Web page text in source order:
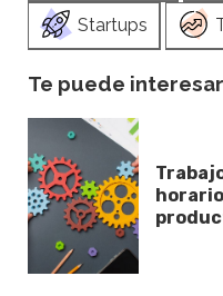
Startups
Te puede interesar